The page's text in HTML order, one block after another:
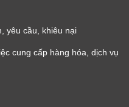
yêu cầu, khiêu nại
cung cấp hàng hóa, dịch vụ